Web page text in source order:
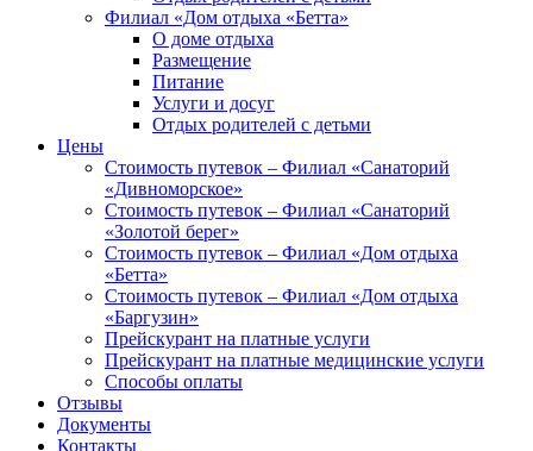
Филиал «Дом отдыха «Бетта»
О доме отдыха
Размещение
Питание
Услуги и досуг
Отдых родителей с детьми
Цены
Стоимость путевок – Филиал «Санаторий
«Дивноморское»
Стоимость путевок – Филиал «Санаторий
«Золотой берег»
Стоимость путевок – Филиал «Дом отдыха
«Бетта»
Стоимость путевок – Филиал «Дом отдыха
«Баргузин»
Прейскурант на платные услуги
Прейскурант на платные медицинские услуги
Способы оплаты
Отзывы
Документы
Контакты